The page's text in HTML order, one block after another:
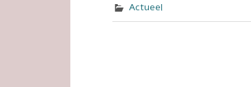
Actueel